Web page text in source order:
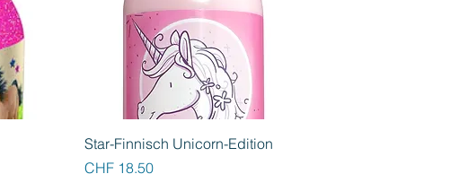
Schnellansicht
Star-Finnisch Unicorn-Edition
Preis
CHF 18.50